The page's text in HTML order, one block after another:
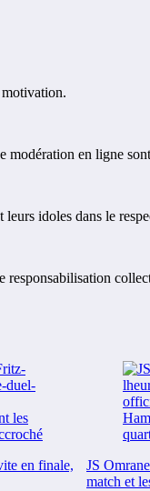
modération en ligne
leurs idoles dans le
responsabilisation
en finale,
JS
match et